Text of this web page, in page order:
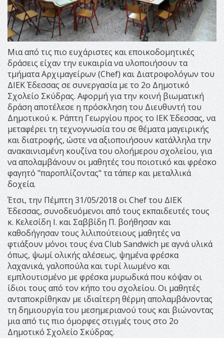
Μια από τις πιο ευχάριστες και εποικοδομητικές
δράσεις είχαν την ευκαιρία να υλοποιήσουν τα
τμήματα Αρχιμαγείρων (Chef) και Διατροφολόγων του
ΔΙΕΚ Έδεσσας σε συνεργασία με το 2ο Δημοτικό
Σχολείο Σκύδρας. Αφορμή για την κοινή βιωματική
δράση αποτέλεσε η πρόσκληση του Διευθυντή του
Δημοτικού κ. Ράπτη Γεωργίου προς το ΙΕΚ Έδεσσας, να
μεταφέρει τη τεχνογνωσία του σε θέματα μαγειρικής
και διατροφής, ώστε να αξιοποιήσουν κατάλληλα την
ανακαινισμένη κουζίνα του ολοήμερου σχολείου, για
να απολαμβάνουν οι μαθητές του ποιοτικό και φρέσκο
φαγητό "παροπλίζοντας" τα τάπερ και μεταλλικά
δοχεία.
Έτσι, την Πέμπτη 31/05/2018 οι Chef του ΔΙΕΚ
Έδεσσας, συνοδευόμενοι από τους εκπαιδευτές τους
κ. Κελεσίδη Ι. και Σαββίδη Π. βοήθησαν και
καθοδήγησαν τους λιλιπούτειους μαθητές να
φτιάξουν μόνοι τους ένα Club Sandwich με αγνά υλικά
όπως, ψωμί ολικής αλέσεως, ψημένα φρέσκα
λαχανικά, γαλοπούλα και τυρί λιωμένο και
εμπλουτισμένο με φρέσκα μυρωδικά που κόψαν οι
ίδιοι τους από τον κήπο του σχολείου. Οι μαθητές
ανταποκρίθηκαν με ιδιαίτερη θέρμη απολαμβάνοντας
τη δημιουργία του μεσημεριανού τους και βιώνοντας
μια από τις πιο όμορφες στιγμές τους στο 2ο
Δημοτικό Σχολείο Σκύδρας.